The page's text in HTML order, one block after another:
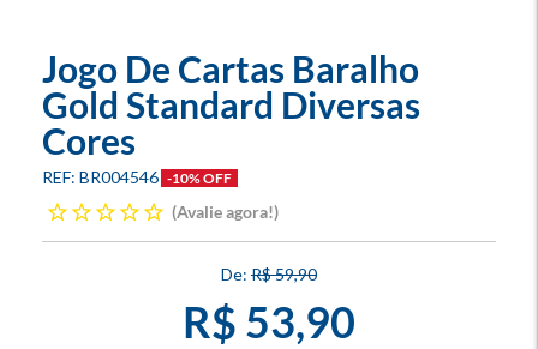
Jogo De Cartas Baralho
Gold Standard Diversas
Cores
BR004546 -10% OFF
Avalie agora!
R$ 59,90
R$ 53,90